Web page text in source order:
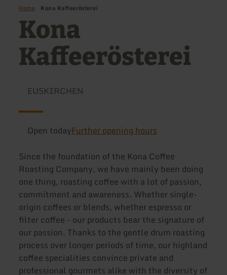
Home Kona Kaffeerösterei
Kona
Kaffeerösterei
EUSKIRCHEN
Open todayFurther opening hours
Since the foundation of the Kona Coffee
Roasting Company, we have mainly been doing
one thing, roasting coffee with a lot of passion,
commitment and awareness. Whether single-
origin coffees or blends, whether espresso or
filter coffee - our products bear the signature of
our passion. Thanks to the gentle drum roasting
process over longer periods of time, our highland
coffee specialities convince private and
professional gourmets alike with the diversity of